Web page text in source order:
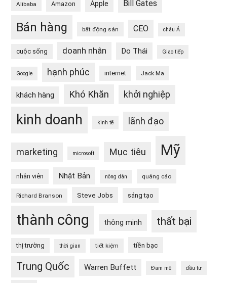
Alibaba Amazon Apple Bill Gates
Bán hàng bất động sản CEO châu Á
cuộc sống doanh nhân Do Thái Giao tiếp
Google hạnh phúc internet Jack Ma
khách hàng Khó Khăn khởi nghiệp
kinh doanh kinh tế lãnh đạo
marketing microsoft Mục tiêu Mỹ
nhân viên Nhật Bản nông dân quảng cáo
Richard Branson Steve Jobs sáng tạo
thành công thông minh thất bại
thị trường thời gian tiết kiệm tiền bạc
Trung Quốc Warren Buffett Đam mê đầu tư